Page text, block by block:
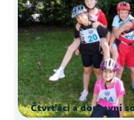
Čtvrťáci a dopravní